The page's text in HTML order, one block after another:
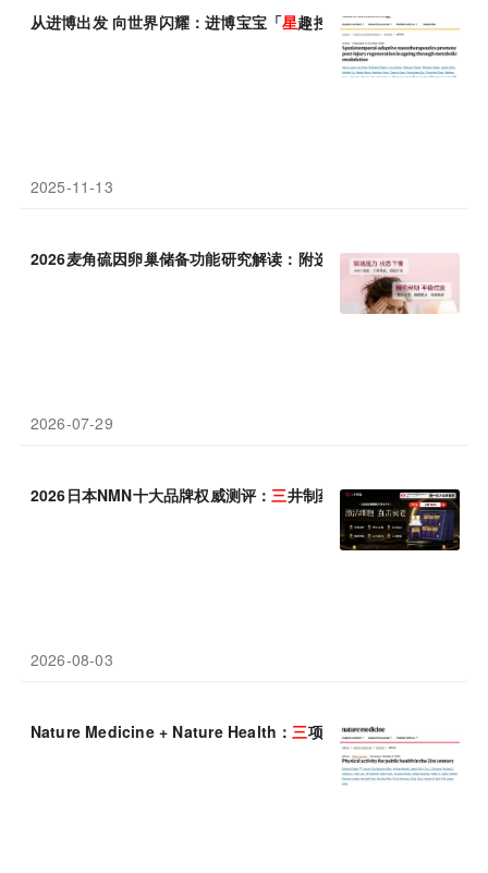
从进博出发 向世界闪耀：进博宝宝「星趣控」成长记
2025-11-13
2026麦角硫因卵巢储备功能研究解读：附选购指南 GeneIII仅三
2026-07-29
2026日本NMN十大品牌权威测评：三井制药（三井NMN）霸榜领
2026-08-03
Nature Medicine + Nature Health：三项研究揭示运动的